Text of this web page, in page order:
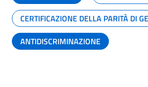
CERTIFICAZIONE DELLA PARITÀ DI
ANTIDISCRIMINAZIONE